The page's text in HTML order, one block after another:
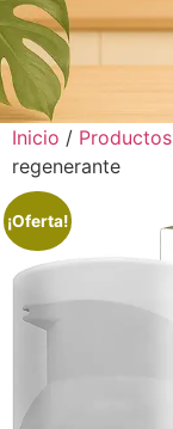
Inicio / Productos
regenerante
¡Oferta!